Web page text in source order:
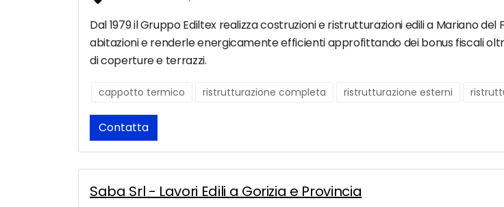
Dal 1979 il Gruppo Ediltex realizza costruzioni e ristrutturazioni edili a Mariano
abitazioni e renderle energicamente efficienti approfittando dei bonus fiscali
di coperture e terrazzi.
cappotto termico ristrutturazione completa ristrutturazione esterni
Contatta
Saba Srl - Lavori Edili a Gorizia e Provincia